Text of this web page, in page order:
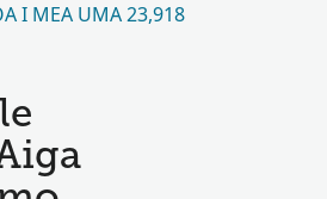
I MEA UMA 23,918